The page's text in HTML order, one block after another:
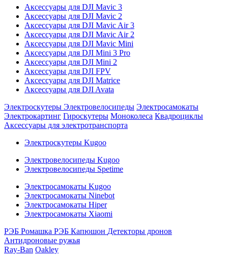
Аксессуары для DJI Mavic 3
Аксессуары для DJI Mavic 2
Аксессуары для DJI Mavic Air 3
Аксессуары для DJI Mavic Air 2
Аксессуары для DJI Mavic Mini
Аксессуары для DJI Mini 3 Pro
Аксессуары для DJI Mini 2
Аксессуары для DJI FPV
Аксессуары для DJI Matrice
Аксессуары для DJI Avata
Электроскутеры Электровелосипеды Электросамокаты
Электрокартинг Гироскутеры Моноколеса Квадроциклы
Аксессуары для электротранспорта
Электроскутеры Kugoo
Электровелосипеды Kugoo
Электровелосипеды Spetime
Электросамокаты Kugoo
Электросамокаты Ninebot
Электросамокаты Hiper
Электросамокаты Xiaomi
РЭБ Ромашка РЭБ Капюшон Детекторы дронов
Антидроновые ружья
Ray-Ban Oakley